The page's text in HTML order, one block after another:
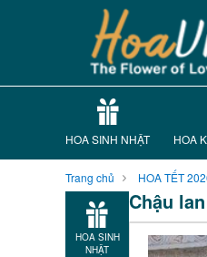
HOA SINH NHẬT HOA
Trang chủ HOA TẾT
HOA SINH
NHẬT
Chậu